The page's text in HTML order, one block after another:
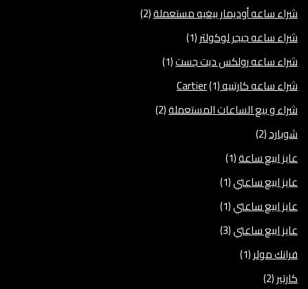
شراء ساعه أوديمار بيغيه مستعملة(2)
شراء ساعه جيجر لوكولتر(1)
شراء ساعه رولكس ديت جست(1)
شراء ساعه كارتييه Cartier(1)
شراء و بيع الساعات المستعملة(2)
شوبارد(2)
عايز ابيع ساعة(1)
عايز ابيع ساعتي(1)
عايز ابيع ساعتي(1)
عايز ابيع ساعتي(3)
فرانك مولر(1)
كارتير(2)